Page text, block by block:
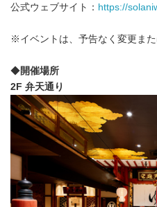
公式ウェブサイト： https://
※イベントは、予告なく変更また
◆開催場所
2F 弁天通り